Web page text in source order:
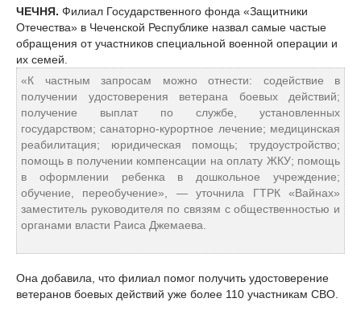
ЧЕЧНЯ. Филиал Государственного фонда «Защитники
Отечества» в Чеченской Республике назвал самые частые
обращения от участников специальной военной операции и
их семей.
«К частным запросам можно отнести: содействие в
получении удостоверения ветерана боевых действий;
получение выплат по службе, установленных
государством; санаторно-курортное лечение; медицинская
реабилитация; юридическая помощь; трудоустройство;
помощь в получении компенсации на оплату ЖКУ; помощь
в оформлении ребенка в дошкольное учреждение;
обучение, переобучение», — уточнила ГТРК «Вайнах»
заместитель руководителя по связям с общественностью и
органами власти Раиса Джемаева.
Она добавила, что филиал помог получить удостоверение
ветеранов боевых действий уже более 110 участникам СВО.